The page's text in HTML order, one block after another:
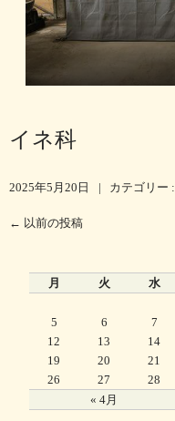
イネ科
2025年5月20日 | カテゴリー :
← 以前の投稿
月
火 水
« 4月
5
6 7
12
13 14
19
20 21
26
27 28